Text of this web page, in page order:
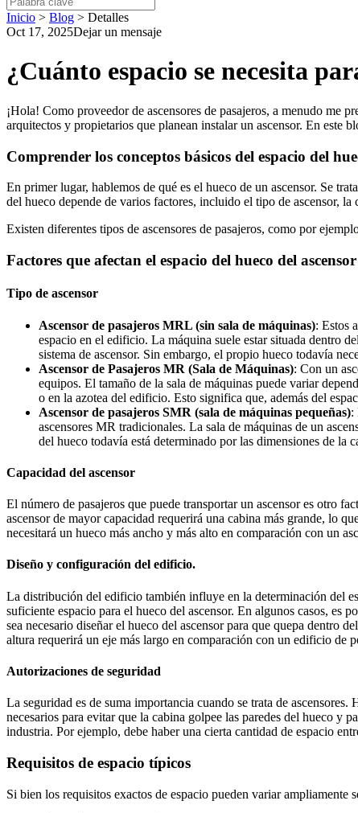
Inicio > Blog > Detalles
Oct 17, 2025Dejar un mensaje
¿Cuánto espacio se necesita
¡Hola! Como proveedor de ascensores de pasajeros, a menudo me
arquitectos y propietarios que planean instalar un ascensor. En este
Comprender los conceptos básicos del espacio del
En primer lugar, hablemos de qué es el hueco de un ascensor. Se
del hueco depende de varios factores, incluido el tipo de ascensor,
Existen diferentes tipos de ascensores de pasajeros, como por
Factores que afectan el espacio del hueco del ascensor
Tipo de ascensor
Ascensor de pasajeros MRL (sin sala de máquinas): Estos
espacio en el edificio. La máquina suele estar situada dentro
sistema de ascensor. Sin embargo, el propio hueco todavía
Ascensor de Pasajeros MR (Sala de Máquinas): Con un
equipos. El tamaño de la sala de máquinas puede variar
o en la azotea del edificio. Esto significa que, además del
Ascensor de pasajeros SMR (sala de máquinas pequeñas):
ascensores MR tradicionales. La sala de máquinas de un
del hueco todavía está determinado por las dimensiones de la
Capacidad del ascensor
El número de pasajeros que puede transportar un ascensor es otro
ascensor de mayor capacidad requerirá una cabina más grande, lo
necesitará un hueco más ancho y más alto en comparación con un
Diseño y configuración del edificio.
La distribución del edificio también influye en la determinación del
suficiente espacio para el hueco del ascensor. En algunos casos,
sea necesario diseñar el hueco del ascensor para que quepa dentro
altura requerirá un eje más largo en comparación con un edificio de
Autorizaciones de seguridad
La seguridad es de suma importancia cuando se trata de
necesarios para evitar que la cabina golpee las paredes del hueco y
industria. Por ejemplo, debe haber una cierta cantidad de espacio
Requisitos de espacio típicos
Si bien los requisitos exactos de espacio pueden variar ampliamente